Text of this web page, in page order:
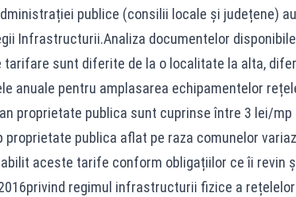
publice (consilii locale și județene)
Infrastructurii.Analiza documentelor
tarifare sunt diferite de la o localitate la alta,
anuale pentru amplasarea echipamentelor
proprietate publica sunt cuprinse între 3 lei/
proprietate publica aflat pe raza comunelor
aceste tarife conform obligațiilor ce îi revin
regimul infrastructurii fizice a